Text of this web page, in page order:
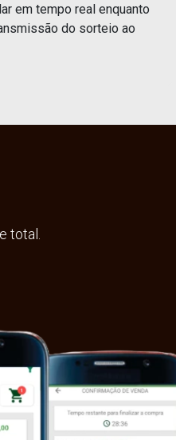
em tempo real enquanto
do sorteio ao
total.